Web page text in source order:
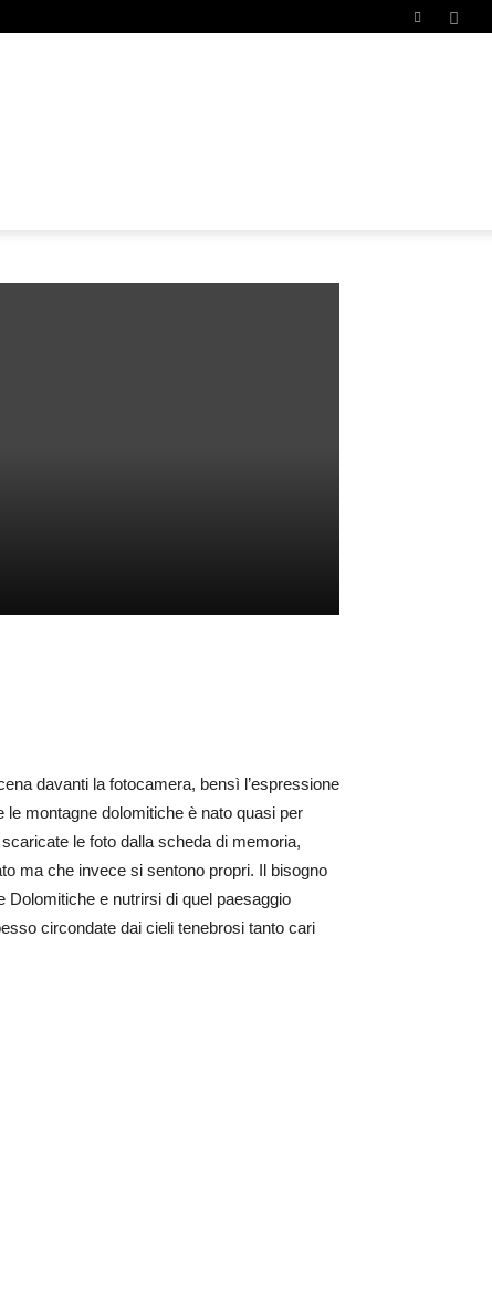
davanti la fotocamera, bensì l’espressione
montagne dolomitiche è nato quasi per
le foto dalla scheda di memoria,
ma che invece si sentono propri. Il bisogno
Dolomitiche e nutrirsi di quel paesaggio
circondate dai cieli tenebrosi tanto cari